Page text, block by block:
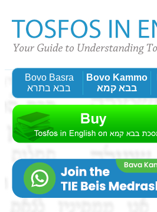
Bovo Basra
בבא בתרא
Bovo Kammo
בבא קמא